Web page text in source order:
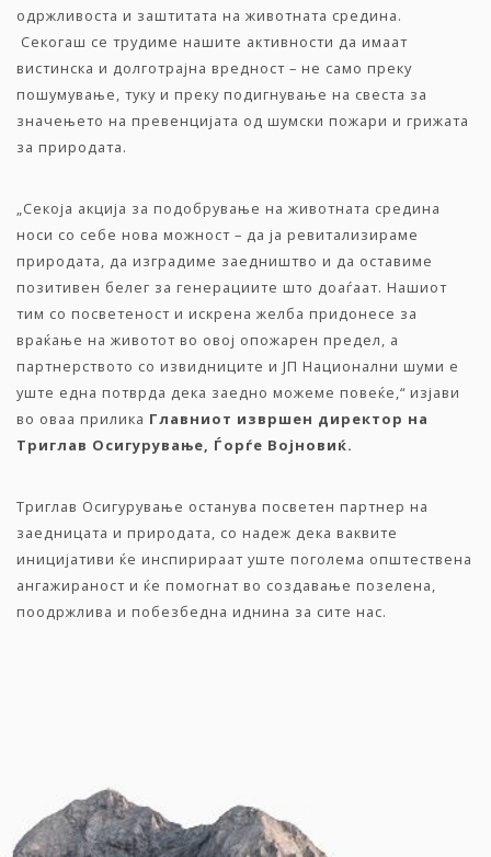
одржливоста и заштитата на животната средина.
Секогаш се трудиме нашите активности да имаат
вистинска и долготрајна вредност – не само преку
пошумување, туку и преку подигнување на свеста за
значењето на превенцијата од шумски пожари и грижата
за природата.
„Секоја акција за подобрување на животната средина
носи со себе нова можност – да ја ревитализираме
природата, да изградиме заедништво и да оставиме
позитивен белег за генерациите што доаѓаат. Нашиот
тим со посветеност и искрена желба придонесе за
враќање на животот во овој опожарен предел, а
партнерството со извидниците и ЈП Национални шуми е
уште една потврда дека заедно можеме повеќе,“ изјави
во оваа прилика Главниот извршен директор на
Триглав Осигурување, Ѓорѓе Војновиќ.
Триглав Осигурување останува посветен партнер на
заедницата и природата, со надеж дека ваквите
иницијативи ќе инспирираат уште поголема општествена
ангажираност и ќе помогнат во создавање позелена,
поодржлива и побезбедна иднина за сите нас.